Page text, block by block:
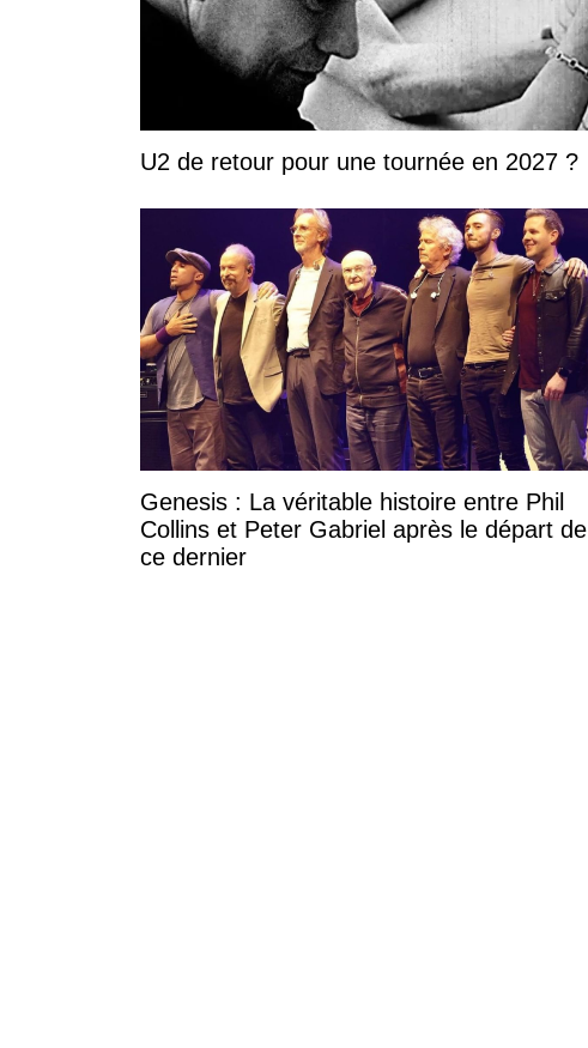
U2 de retour pour une tournée en 2027 ?
Genesis : La véritable histoire entre Phil
Collins et Peter Gabriel après le départ de
ce dernier